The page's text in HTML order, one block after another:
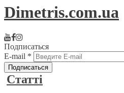
Dimetris.com.ua
Подписаться
E-mail *
Статті